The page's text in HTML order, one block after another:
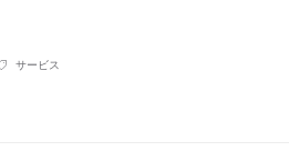
サービス